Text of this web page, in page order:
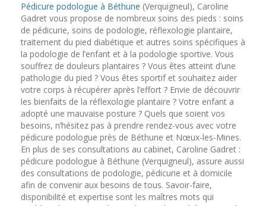
Pédicure podologue à Béthune (Verquigneul), Caroline
Gadret vous propose de nombreux soins des pieds : soins
de pédicurie, soins de podologie, réflexologie plantaire,
traitement du pied diabétique et autres soins spécifiques à
la podologie de l’enfant et à la podologie sportive. Vous
souffrez de douleurs plantaires ? Vous êtes atteint d’une
pathologie du pied ? Vous êtes sportif et souhaitez aider
votre corps à récupérer après l’effort ? Envie de découvrir
les bienfaits de la réflexologie plantaire ? Votre enfant a
adopté une mauvaise posture ? Quels que soient vos
besoins, n’hésitez pas à prendre rendez-vous avec votre
pédicure podologue près de Béthune et Nœux-les-Mines.
En plus de ses consultations au cabinet, Caroline Gadret :
pédicure podologue à Béthune (Verquigneul), assure aussi
des consultations de podologie, pédicurie et à domicile
afin de convenir aux besoins de tous. Savoir-faire,
disponibilité et expertise sont les maîtres mots qui